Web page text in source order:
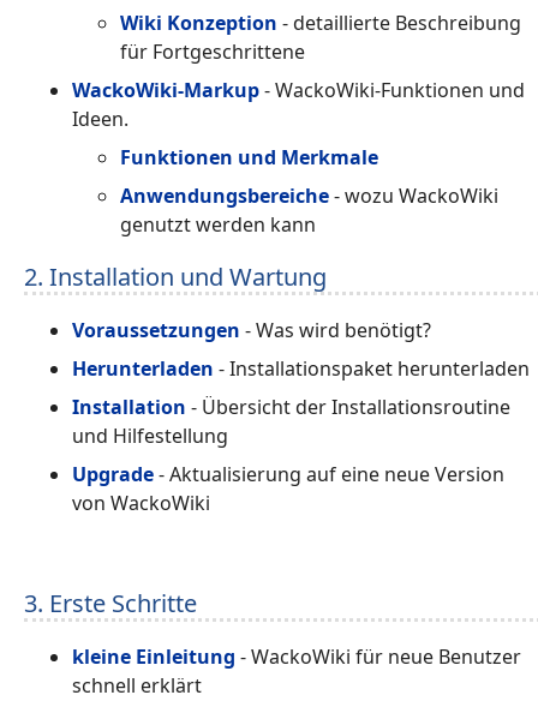
Wiki Konzeption - detaillierte Beschreibung
für Fortgeschrittene
WackoWiki-Markup- WackoWiki-Funktionen und
Ideen.
Funktionen und Merkmale
Anwendungsbereiche- wozu WackoWiki
genutzt werden kann
2. Installation und Wartung
Voraussetzungen - Was wird benötigt?
Herunterladen - Installationspaket herunterladen
Installation - Übersicht der Installationsroutine
und Hilfestellung
Upgrade- Aktualisierung auf eine neue Version
von WackoWiki
3. Erste Schritte
kleine Einleitung - WackoWiki für neue Benutzer
schnell erklärt